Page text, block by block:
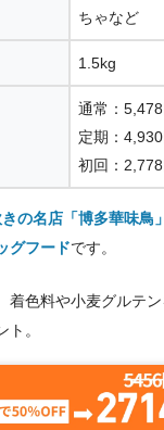
ちゃなど
1.5kg
通常：5,478
定期：4,930
初回：2,778
の名店「博多華味鳥
グフードです。
着色料や小麦グルテ
。
ングにするなど、安